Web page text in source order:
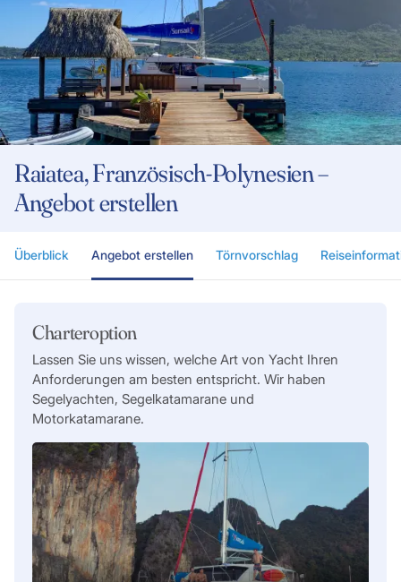
Raiatea, Französisch-Polynesien –
Angebot erstellen
Überblick Angebot erstellen Törnvorschlag
Charteroption
Lassen Sie uns wissen, welche Art von Yacht Ihren
Anforderungen am besten entspricht. Wir haben
Segelyachten, Segelkatamarane und
Motorkatamarane.